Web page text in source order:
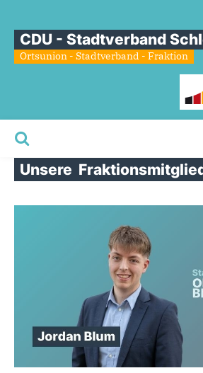
CDU - Stadtverband
Ortsunion - Stadtverband - Fraktion
Startseite
Unsere